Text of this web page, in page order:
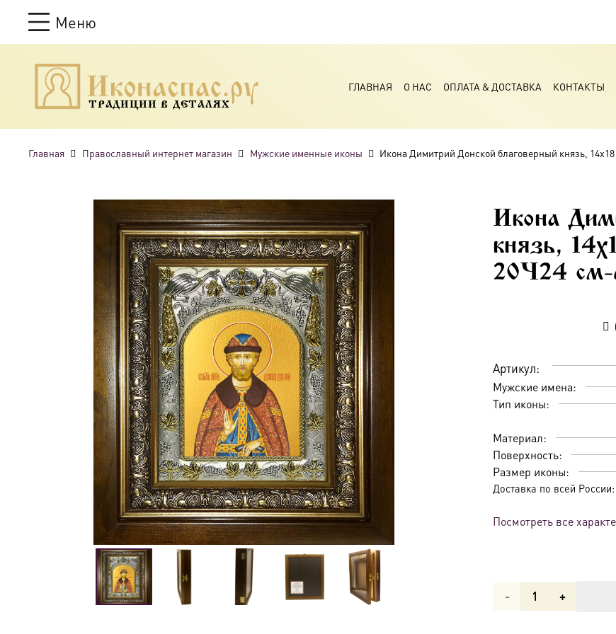
Меню
ТРАДИЦИИ В ДЕТАЛЯХ
ГЛАВНАЯ О НАС ОПЛАТА & ДОСТАВКА КОНТАКТЫ
Главная Православный интернет магазин Мужские именные иконы Икона Димитрий Донской благоверный князь,
Икона
князь,
20×24 см-
Артикул:
Мужские имена:
Тип иконы:
Материал:
Поверхность:
Размер иконы:
Доставка по всей России:
Посмотреть все
Количество